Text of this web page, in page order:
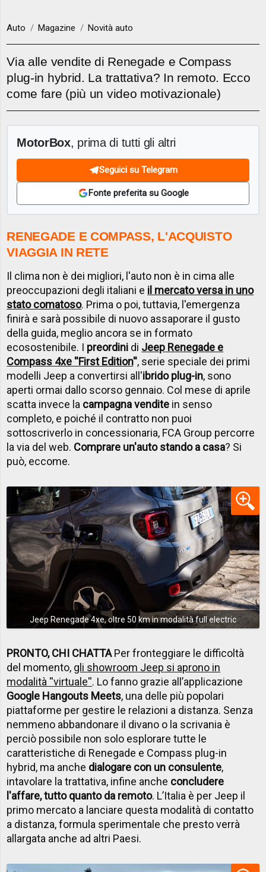
Auto Magazine Novità auto
Via alle vendite di Renegade e Compass
plug-in hybrid. La trattativa? In remoto. Ecco
come fare (più un video motivazionale)
MotorBox, prima di tutti gli altri
Seguici su Telegram
Fonte preferita su Google
RENEGADE E COMPASS, L'ACQUISTO
VIAGGIA IN RETE
Il clima non è dei migliori, l'auto non è in cima alle
preoccupazioni degli italiani e il mercato versa in uno
stato comatoso. Prima o poi, tuttavia, l'emergenza
finirà e sarà possibile di nuovo assaporare il gusto
della guida, meglio ancora se in formato
ecosostenibile. I preordini di Jeep Renegade e
Compass 4xe ''First Edition'', serie speciale dei primi
modelli Jeep a convertirsi all'ibrido plug-in, sono
aperti ormai dallo scorso gennaio. Col mese di aprile
scatta invece la campagna vendite in senso
completo, e poiché il contratto non puoi
sottoscriverlo in concessionaria, FCA Group percorre
la via del web. Comprare un'auto stando a casa? Si
può, eccome.
Jeep Renegade 4xe, oltre 50 km in modalità full electric
PRONTO, CHI CHATTAPer fronteggiare le difficoltà
del momento, gli showroom Jeep si aprono in
modalità ''virtuale''. Lo fanno grazie all’applicazione
Google Hangouts Meets, una delle più popolari
piattaforme per gestire le relazioni a distanza. Senza
nemmeno abbandonare il divano o la scrivania è
perciò possibile non solo esplorare tutte le
caratteristiche di Renegade e Compass plug-in
hybrid, ma anche dialogare con un consulente,
intavolare la trattativa, infine anche concludere
l'affare, tutto quanto da remoto. L’Italia è per Jeep il
primo mercato a lanciare questa modalità di contatto
a distanza, formula sperimentale che presto verrà
allargata anche ad altri Paesi.